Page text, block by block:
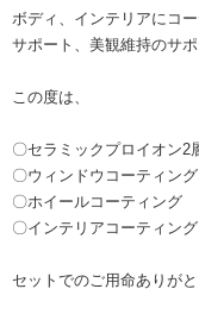
ボディ、インテリアにコ
サポート、美観維持のサ
この度は、
〇セラミックプロイオン2
〇ウィンドウコーティング
〇ホイールコーティング
〇インテリアコーティング
セットでのご用命ありが